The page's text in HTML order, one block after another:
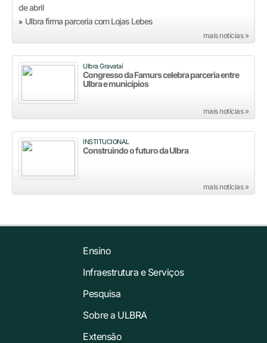
de abril
» Ulbra firma parceria com Lojas Lebes
mais notícias »
Ulbra Gravataí
Congresso da Famurs celebra parceria entre
Ulbra e municípios
mais notícias »
INSTITUCIONAL
Construindo o futuro da Ulbra
mais notícias »
Ensino
Infraestrutura e Serviços
Pesquisa
Sobre a ULBRA
Extensão